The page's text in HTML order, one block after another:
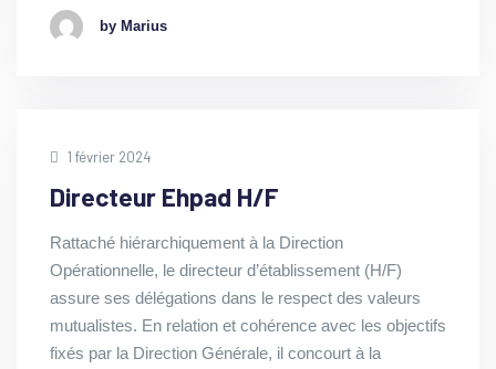
by Marius
1 février 2024
Directeur Ehpad H/F
Rattaché hiérarchiquement à la Direction
Opérationnelle, le directeur d’établissement (H/F)
assure ses délégations dans le respect des valeurs
mutualistes. En relation et cohérence avec les objectifs
fixés par la Direction Générale, il concourt à la